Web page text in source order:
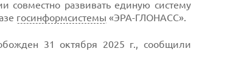
совместно развивать единую систему
госинформсистемы «ЭРА-ГЛОНАСС».
31 октября 2025 г., сообщили